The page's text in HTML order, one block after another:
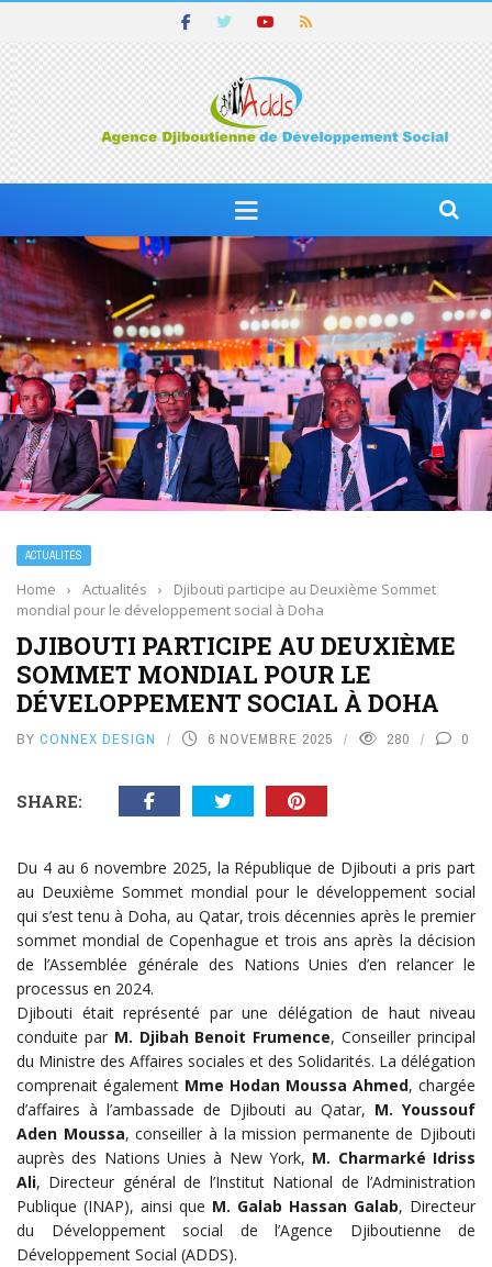
ACTUALITÉS
Home › Actualités ›
Djibouti participe au Deuxième Sommet
mondial pour le développement social à Doha
DJIBOUTI PARTICIPE AU DEUXIÈME
SOMMET MONDIAL POUR LE
DÉVELOPPEMENT SOCIAL À DOHA
BY CONNEX DESIGN 6 NOVEMBRE 2025 280 0
SHARE:
Du 4 au 6 novembre 2025, la République de Djibouti a pris part
au Deuxième Sommet mondial pour le développement social
qui s’est tenu à Doha, au Qatar, trois décennies après le premier
sommet mondial de Copenhague et trois ans après la décision
de l’Assemblée générale des Nations Unies d’en relancer le
processus en 2024.
Djibouti était représenté par une délégation de haut niveau
conduite par M. Djibah Benoit Frumence, Conseiller principal
du Ministre des Affaires sociales et des Solidarités. La délégation
comprenait également Mme Hodan Moussa Ahmed, chargée
d’affaires à l’ambassade de Djibouti au Qatar, M. Youssouf
Aden Moussa, conseiller à la mission permanente de Djibouti
auprès des Nations Unies à New York, M. Charmarké Idriss
Ali, Directeur général de l’Institut National de l’Administration
Publique (INAP), ainsi que M. Galab Hassan Galab, Directeur
du Développement social de l’Agence Djiboutienne de
Développement Social (ADDS).